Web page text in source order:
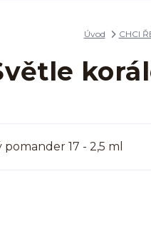
Úvod CHCI